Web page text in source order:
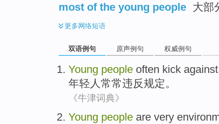
most of the young people 大部
更多网络短语
双语例句 原声例句 权威例句
Young people often kick
年轻人 常常违反规定。
《牛津词典》
Young people are very